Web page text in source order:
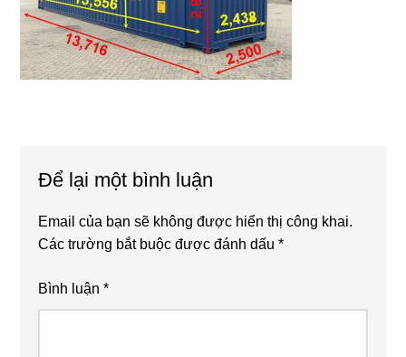
Interactions
Để lại một bình luận
Email của bạn sẽ không được hiển thị công khai.
Các trường bắt buộc được đánh dấu*
Bình luận*